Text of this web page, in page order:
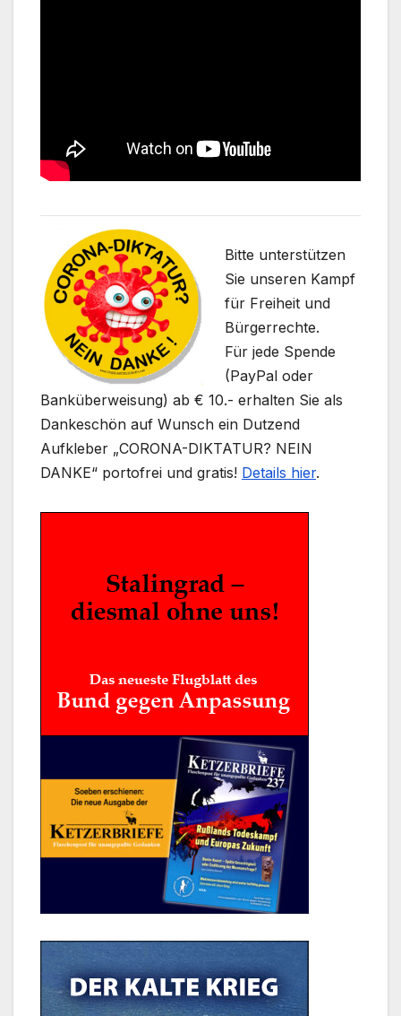
Bitte unterstützen
Sie unseren Kampf
für Freiheit und
Bürgerrechte.
Für jede Spende
(PayPal oder
Banküberweisung) ab € 10.- erhalten Sie als
Dankeschön auf Wunsch ein Dutzend
Aufkleber „CORONA-DIKTATUR? NEIN
DANKE“ portofrei und gratis! Details hier.